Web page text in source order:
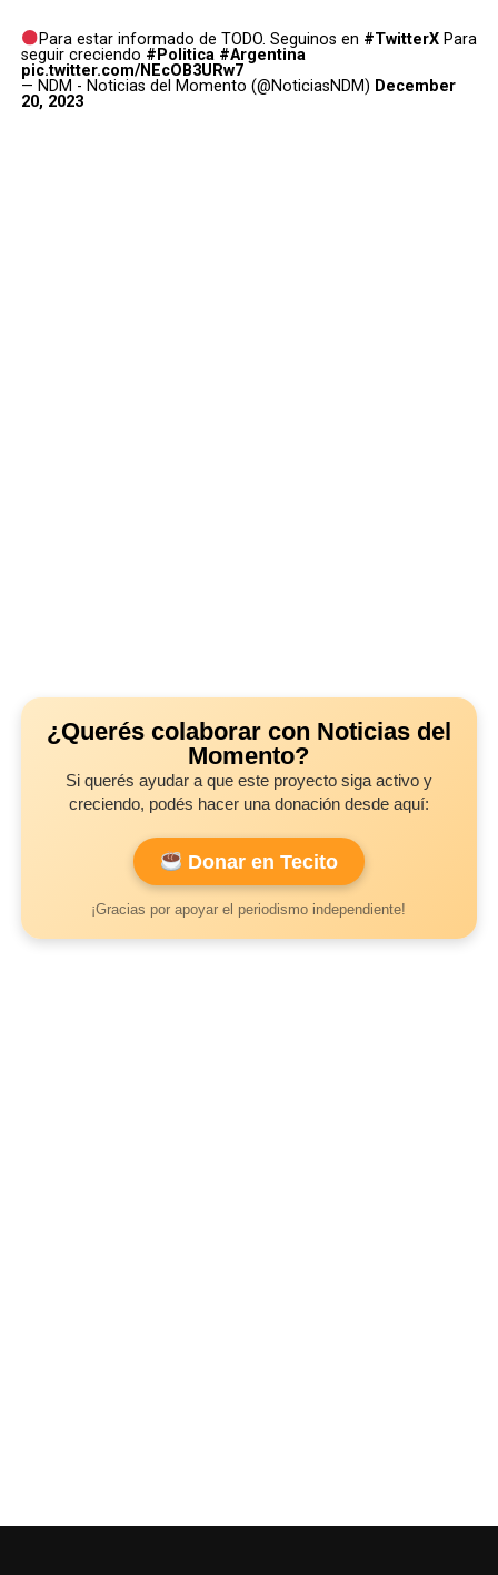
Para estar informado de TODO. Seguinos en #TwitterX Para
seguir creciendo #Politica #Argentina
pic.twitter.com/NEcOB3URw7
— NDM - Noticias del Momento (@NoticiasNDM) December
20, 2023
¿Querés colaborar con Noticias del
Momento?
Si querés ayudar a que este proyecto siga activo y
creciendo, podés hacer una donación desde aquí:
Donar en Tecito
¡Gracias por apoyar el periodismo independiente!